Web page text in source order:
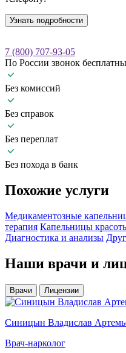
Узнать подробности
7 (800) 707-93-05
По России звонок
Без комиссий
Без справок
Без переплат
Без похода в банк
Похожие услуги
Медикаментозные
терапия Капельницы
Диагностика и анализы
Наши врачи и
Врачи Лицензии
Синицын Владислав
Врач-нарколог